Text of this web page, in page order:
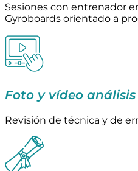
Sesiones con entrenador
Gyroboards orientado a
Foto y vídeo análisis
Revisión de técnica y de